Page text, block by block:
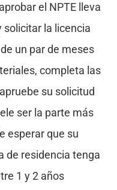
el NPTE lleva
solicitar la licencia
un par de meses
completa las
su solicitud
ser la parte más
esperar que su
de residencia tenga
1 y 2 años